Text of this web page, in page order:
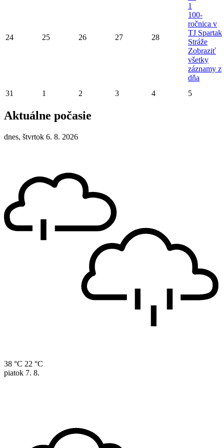
24 25 26 27 28
1
100-
ročnica v
TJ Spartak
Stráže
Zobraziť
všetky
záznamy z
dňa
31
1 2 3 4 5
Aktuálne počasie
dnes, štvrtok 6. 8. 2026
38 °C 22 °C
piatok 7. 8.